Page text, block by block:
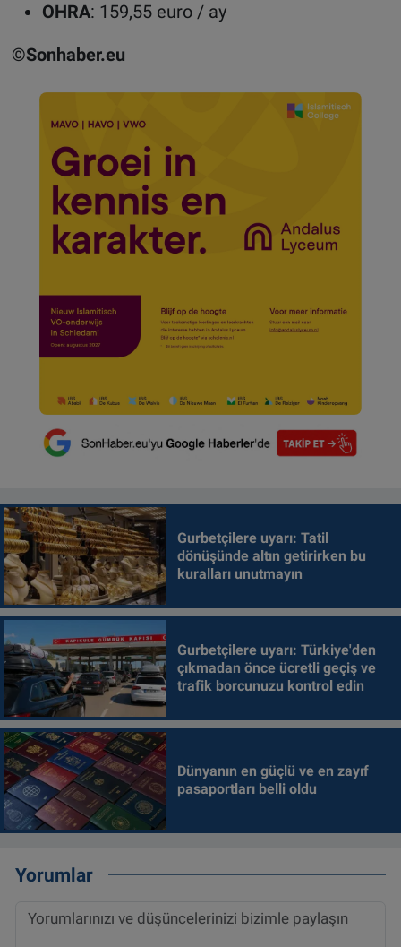
OHRA: 159,55 euro / ay
©Sonhaber.eu
Gurbetçilere uyarı: Tatil
dönüşünde altın getirirken bu
kuralları unutmayın
Gurbetçilere uyarı: Türkiye'den
çıkmadan önce ücretli geçiş ve
trafik borcunuzu kontrol edin
Dünyanın en güçlü ve en zayıf
pasaportları belli oldu
Yorumlar